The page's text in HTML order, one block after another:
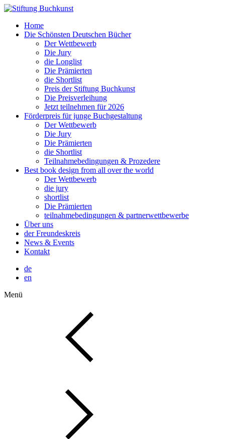
Home
Die Schönsten Deutschen Bücher
Der Wettbewerb
Die Jury
die Longlist
Die Prämierten
die Shortlist
Preis der Stiftung Buchkunst
Die Preisverleihung
Jetzt teilnehmen für 2026
Förderpreis für junge Buchgestaltung
Der Wettbewerb
Die Jury
Die Prämierten
die Shortlist
Teilnahmebedingungen & Prozedere
Best book design from all over the world
Der Wettbewerb
die jury
shortlist
Die Prämierten
teilnahmebedingungen & partnerwettbewerbe
Über uns
der Freundeskreis
News & Events
Kontakt
de
en
Menü